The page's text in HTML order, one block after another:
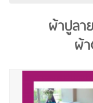
ผ้าปูลา
ผ้